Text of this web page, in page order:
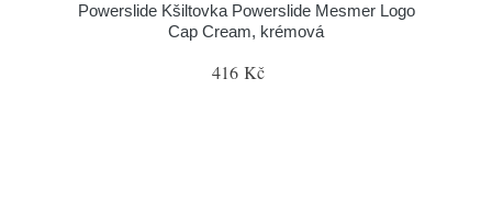
Powerslide Kšiltovka Powerslide Mesmer Logo
Cap Cream, krémová
416 Kč